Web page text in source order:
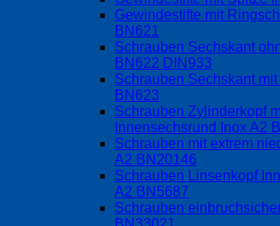
Gewindestifte mit
BN621
Schrauben Sechskant
BN622 DIN933
Schrauben Sechskant
BN623
Schrauben Zylinderkopf
Innensechsrund Inox A2
Schrauben mit extrem
A2 BN20146
Schrauben Linsenkopf
A2 BN5687
Schrauben